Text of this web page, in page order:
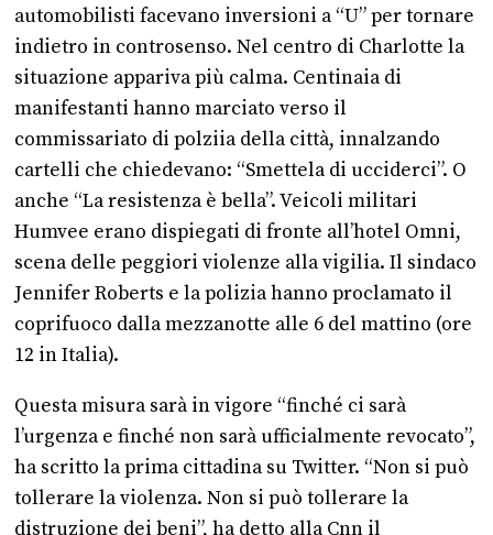
automobilisti facevano inversioni a “U” per tornare
indietro in controsenso. Nel centro di Charlotte la
situazione appariva più calma. Centinaia di
manifestanti hanno marciato verso il
commissariato di polziia della città, innalzando
cartelli che chiedevano: “Smettela di ucciderci”. O
anche “La resistenza è bella”. Veicoli militari
Humvee erano dispiegati di fronte all’hotel Omni,
scena delle peggiori violenze alla vigilia. Il sindaco
Jennifer Roberts e la polizia hanno proclamato il
coprifuoco dalla mezzanotte alle 6 del mattino (ore
12 in Italia).
Questa misura sarà in vigore “finché ci sarà
l’urgenza e finché non sarà ufficialmente revocato”,
ha scritto la prima cittadina su Twitter. “Non si può
tollerare la violenza. Non si può tollerare la
distruzione dei beni”, ha detto alla Cnn il